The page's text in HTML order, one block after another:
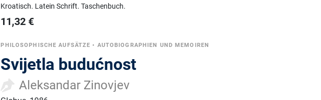
Kroatisch. Latein Schrift.Taschenbuch.
11,32 €
PHILOSOPHISCHE AUFSÄTZE • AUTOBIOGRAPHIEN UND MEMOIREN
Svijetla budućnost
Aleksandar Zinovjev